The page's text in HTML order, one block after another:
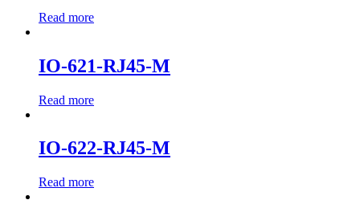
Read more
IO-621-RJ45-M
Read more
IO-622-RJ45-M
Read more